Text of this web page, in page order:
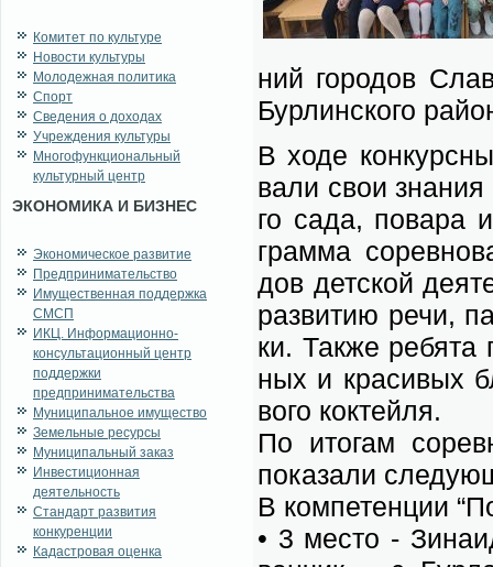
Комитет по культуре
Новости культуры
Молодежная политика
Спорт
Сведения о доходах
Учреждения культуры
Многофункциональный
культурный центр
ЭКОНОМИКА И БИЗНЕС
Экономическое развитие
Предпринимательство
Имущественная поддержка
СМСП
ИКЦ. Информационно-
консультационный центр
поддержки
предпринимательства
Муниципальное имущество
Земельные ресурсы
Муниципальный заказ
Инвестиционная
деятельность
Стандарт развития
конкуренции
Кадастровая оценка
ний го­ро­дов
Бур­лин­ско­го
В хо­де
ва­ли свои
го са­да, по­ва­ра
грам­ма
дов дет­ской
раз­ви­тию ре­чи,
ки. Так­же ре­бя­та
ных и кра­си­вых
во­го кок­тей­ля.
По ито­гам
по­ка­за­ли
В ком­пе­тен­ции
• 3 ме­сто -